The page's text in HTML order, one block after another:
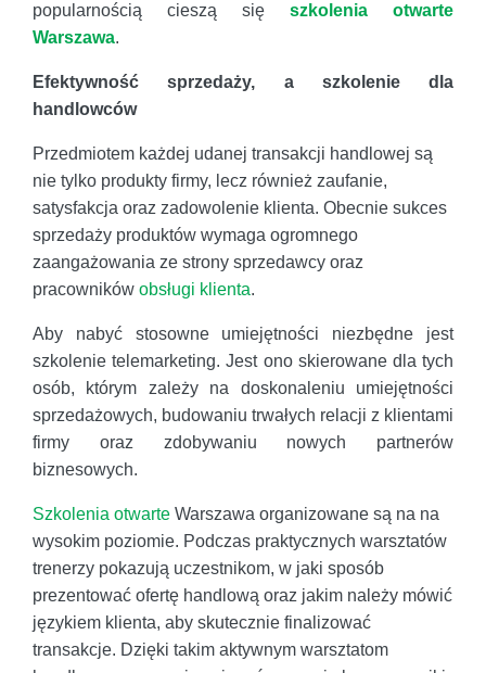
popularnością cieszą się szkolenia otwarte
Warszawa.
Efektywność sprzedaży, a szkolenie dla
handlowców
Przedmiotem każdej udanej transakcji handlowej są
nie tylko produkty firmy, lecz również zaufanie,
satysfakcja oraz zadowolenie klienta. Obecnie sukces
sprzedaży produktów wymaga ogromnego
zaangażowania ze strony sprzedawcy oraz
pracowników obsługi klienta.
Aby nabyć stosowne umiejętności niezbędne jest
szkolenie telemarketing. Jest ono skierowane dla tych
osób, którym zależy na doskonaleniu umiejętności
sprzedażowych, budowaniu trwałych relacji z klientami
firmy oraz zdobywaniu nowych partnerów
biznesowych.
Szkolenia otwarte Warszawa organizowane są na na
wysokim poziomie. Podczas praktycznych warsztatów
trenerzy pokazują uczestnikom, w jaki sposób
prezentować ofertę handlową oraz jakim należy mówić
językiem klienta, aby skutecznie finalizować
transakcje. Dzięki takim aktywnym warsztatom